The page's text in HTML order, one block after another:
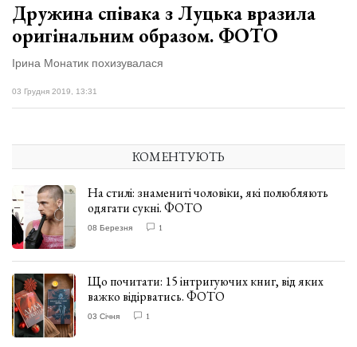
Дружина співака з Луцька вразила
оригінальним образом. ФОТО
Ірина Монатик похизувалася
03 Грудня 2019, 13:31
КОМЕНТУЮТЬ
На стилі: знамениті чоловіки, які полюбляють
одягати сукні. ФОТО
08 Березня 1
Що почитати: 15 інтригуючих книг, від яких
важко відірватись. ФОТО
03 Січня 1